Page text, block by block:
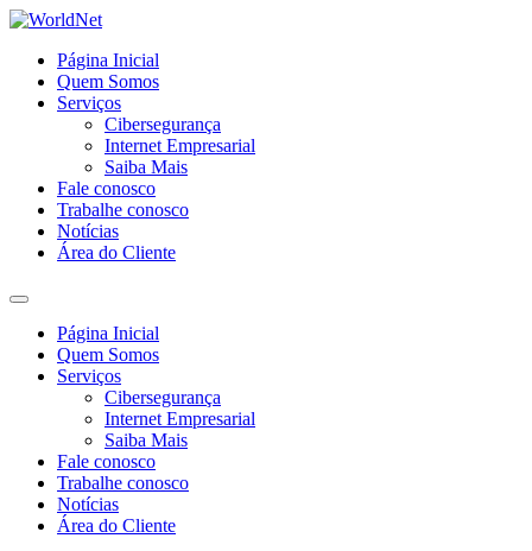
Página Inicial
Quem Somos
Serviços
Cibersegurança
Internet Empresarial
Saiba Mais
Fale conosco
Trabalhe conosco
Notícias
Área do Cliente
Página Inicial
Quem Somos
Serviços
Cibersegurança
Internet Empresarial
Saiba Mais
Fale conosco
Trabalhe conosco
Notícias
Área do Cliente